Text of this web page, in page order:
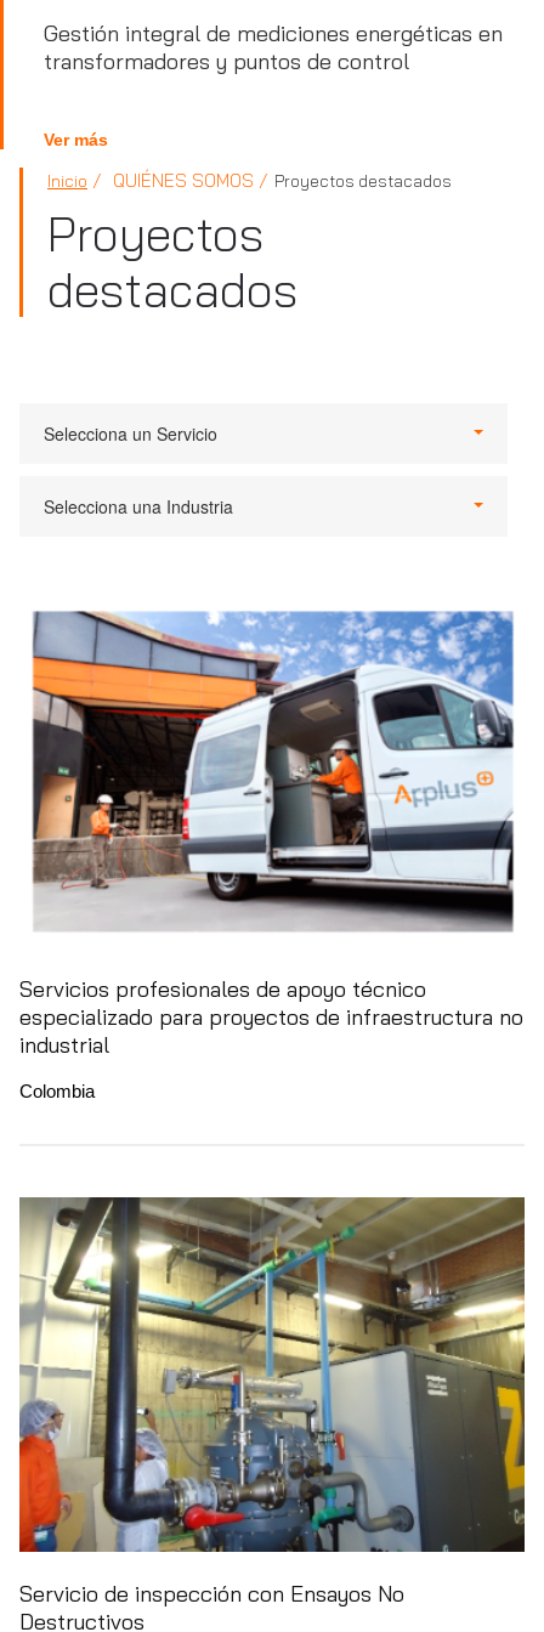
Gestión integral de mediciones energéticas en
transformadores y puntos de control
Ver más
Inicio QUIÉNES SOMOS Proyectos destacados
Proyectos
destacados
Selecciona un Servicio
Selecciona una Industria
Servicios profesionales de apoyo técnico
especializado para proyectos de infraestructura no
industrial
Colombia
Servicio de inspección con Ensayos No
Destructivos